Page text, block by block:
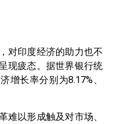
对印度经济的助力也不
现疲态。据世界银行统
增长率分别为8.17%、
难以形成触及对市场、